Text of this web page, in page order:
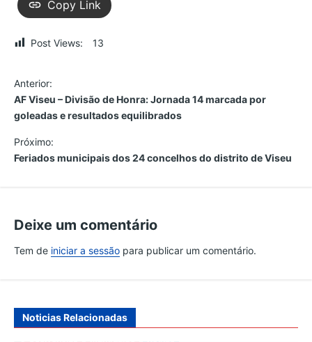
Copy Link
Post Views: 13
N
a
v
a
o
Anterior:
AF Viseu – Divisão de Honra: Jornada 14 marcada por
goleadas e resultados equilibrados
Próximo:
Feriados municipais dos 24 concelhos do distrito de Viseu
Deixe um comentário
Tem de iniciar a sessão para publicar um comentário.
Noticias Relacionadas